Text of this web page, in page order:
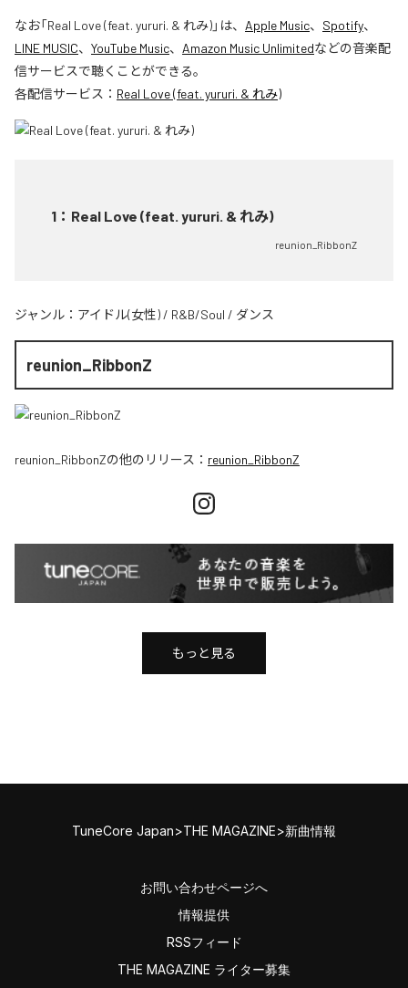
なお「Real Love (feat. yururi. & れみ)」は、 Apple Music、 Spotify、
LINE MUSIC、 YouTube Music、 Amazon Music Unlimitedなどの音楽配
信サービスで聴くことができる。
各配信サービス： Real Love (feat. yururi. & れみ)
1 ： Real Love (feat. yururi. & れみ)
reunion_RibbonZ
ジャンル： アイドル(女性) / R&B/Soul / ダンス
reunion_RibbonZ
reunion_RibbonZの他のリリース： reunion_RibbonZ
もっと見る
TuneCore Japan>THE MAGAZINE>新曲情報
お問い合わせページへ
情報提供
RSSフィード
THE MAGAZINE ライター募集